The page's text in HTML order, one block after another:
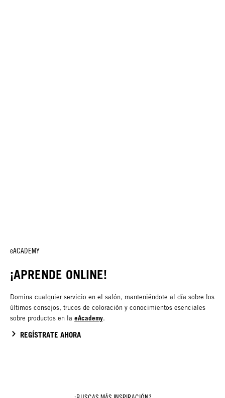
eACADEMY
¡APRENDE ONLINE!
Domina cualquier servicio en el salón, manteniéndote al día sobre los
últimos consejos, trucos de coloración y conocimientos esenciales
sobre productos en la eAcademy.
REGÍSTRATE AHORA